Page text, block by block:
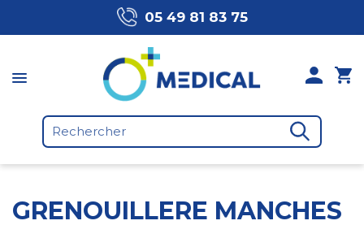
05 49 81 83 75
GRENOUILLERE MANCHES